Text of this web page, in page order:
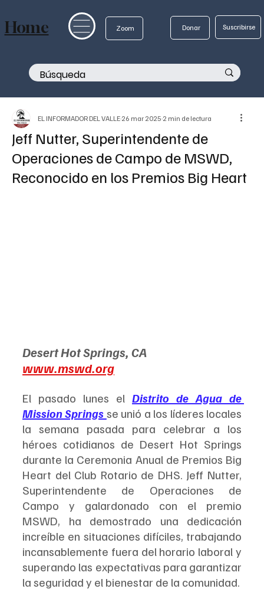
Zoom Donar Suscribirse
Home
Jeff Nutter, Superintendente de
Operaciones de Campo de MSWD,
Reconocido en los Premios Big Heart
EL INFORMADOR DEL VALLE 26 mar 2025 2 min de lectura
Desert Hot Springs, CA
www.mswd.org
El pasado lunes el Distrito de Agua de
Mission Springs se unió a los líderes locales
la semana pasada para celebrar a los
héroes cotidianos de Desert Hot Springs
durante la Ceremonia Anual de Premios Big
Heart del Club Rotario de DHS. Jeff Nutter,
Superintendente de Operaciones de
Campo y galardonado con el premio
MSWD, ha demostrado una dedicación
increíble en situaciones difíciles, trabajando
incansablemente fuera del horario laboral y
superando las expectativas para garantizar